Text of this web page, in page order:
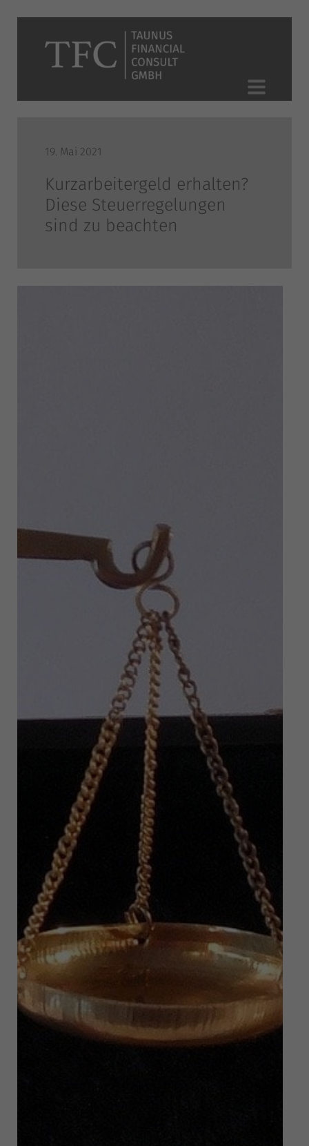
19. Mai 2021
Kurzarbeitergeld erhalten?
Diese Steuerregelungen
sind zu beachten